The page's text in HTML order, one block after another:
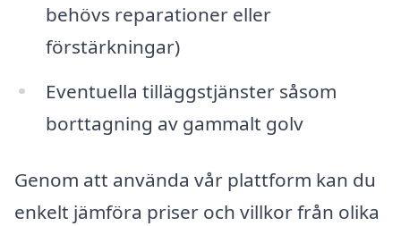
behövs reparationer eller
förstärkningar)
Eventuella tilläggstjänster såsom
borttagning av gammalt golv
Genom att använda vår plattform kan du
enkelt jämföra priser och villkor från olika